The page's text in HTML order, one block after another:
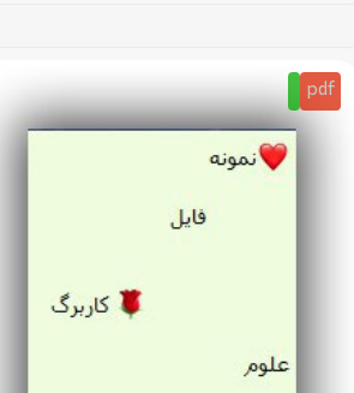
pdf